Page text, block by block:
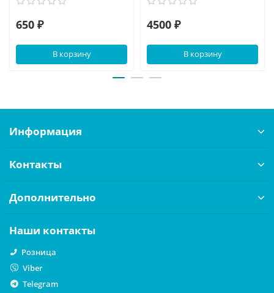
650 ₽
В корзину
4500 ₽
В корзину
Информация
Контакты
Дополнительно
Наши контакты
Розница
Viber
Telegram